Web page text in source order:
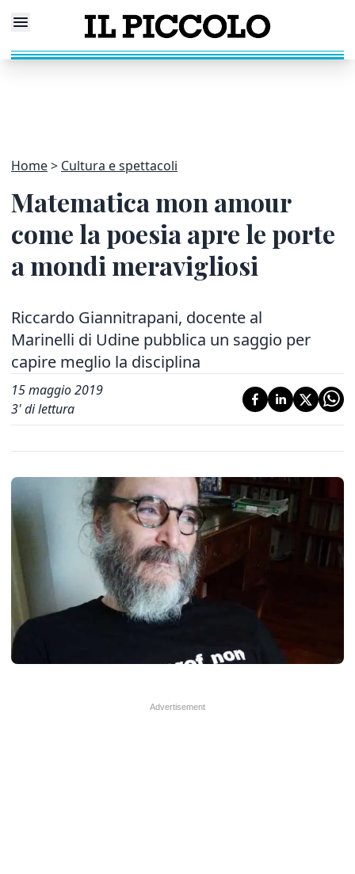
Home Cultura e spettacoli
Matematica mon amour
come la poesia apre le porte
a mondi meravigliosi
Riccardo Giannitrapani, docente al
Marinelli di Udine pubblica un saggio per
capire meglio la disciplina
15 maggio 2019
3' di lettura